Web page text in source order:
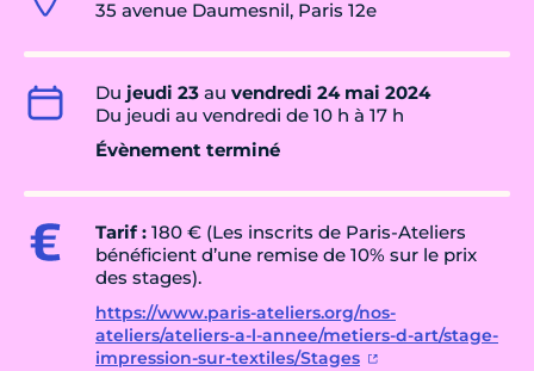
35 avenue Daumesnil, Paris 12e
Du jeudi 23 au vendredi 24 mai 2024
Du jeudi au vendredi de 10 h à 17 h
Évènement terminé
Tarif : 180 € (Les inscrits de Paris-Ateliers
bénéficient d’une remise de 10% sur le prix
des stages).
https://www.paris-ateliers.org/nos-
ateliers/ateliers-a-l-annee/metiers-d-art/stage-
impression-sur-textiles/Stages